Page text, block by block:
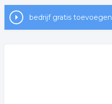
bedrijf gratis toevoegen